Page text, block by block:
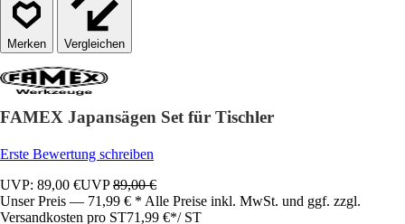
Vergleichen
FAMEX Japansägen Set für Tischler
Erste Bewertung schreiben
UVP: 89,00 €UVP89,00 €
Unser Preis — 71,99 € * Alle Preise inkl. MwSt. und ggf. zzgl.
Versandkosten pro ST71,99 €*/ ST